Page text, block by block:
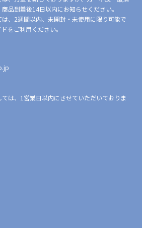
品到着後14日以内にお知らせください。
、2週間以内、未開封・未使用に限り可能で
をご利用ください。
は、1営業日以内にさせていただいておりま